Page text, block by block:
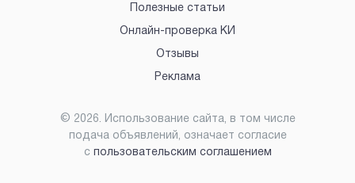
Полезные статьи
Онлайн-проверка КИ
Отзывы
Реклама
© 2026. Использование сайта, в том числе
подача объявлений, означает согласие
с пользовательским соглашением